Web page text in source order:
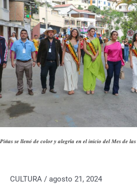
𝑷𝒊𝒏̃𝒂𝒔 𝒔𝒆 𝒍𝒍𝒆𝒏𝒐́ 𝒅𝒆 𝒄𝒐𝒍𝒐𝒓 𝒚 𝒂𝒍𝒆𝒈𝒓𝒊́𝒂 𝒆𝒏 𝒆𝒍 𝒊𝒏𝒊𝒄𝒊𝒐 𝒅𝒆𝒍 𝑴𝒆𝒔 𝒅𝒆
CULTURA / agosto 21, 2024
𝒍𝒍𝒆𝒏𝒐́
𝒅𝒆
𝒄𝒐𝒍𝒐𝒓
𝒚
𝒂𝒍𝒆𝒈𝒓𝒊́𝒂
𝒆𝒏
𝒆𝒍
𝒊𝒏𝒊𝒄𝒊𝒐
𝒅𝒆𝒍
𝑴𝒆𝒔
𝒅𝒆
𝒍𝒂𝒔